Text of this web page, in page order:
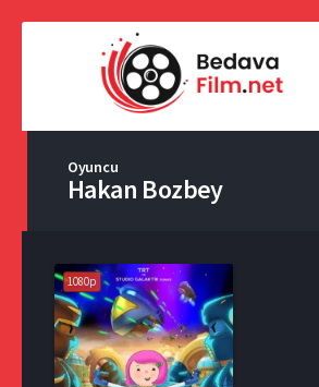
Oyuncu
Hakan Bozbey
1080p